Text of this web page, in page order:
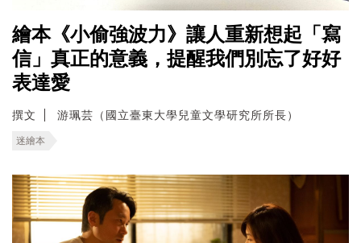
繪本《小偷強波力》讓人重新想起「寫
信」真正的意義，提醒我們別忘了好好
表達愛
撰文 游珮芸（國立臺東大學兒童文學研究所所長）
迷繪本